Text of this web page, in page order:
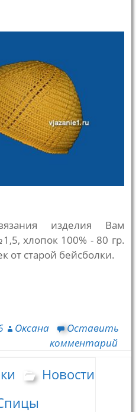
изделия Вам
хлопок 100% - 80 гр.
от старой бейсболки.
Оксана
Оставить
комментарий
Новости